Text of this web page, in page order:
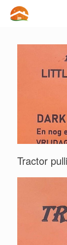
naar
Tractor